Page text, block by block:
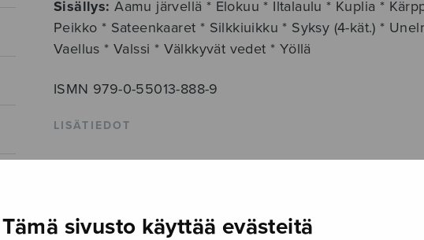
Tämä sivusto käyttää evästeitä
Sisällys: Aamu järvellä * Elokuu * Iltalaulu * Kuplia *
Peikko * Sateenkaaret * Silkkiuikku * Syksy (4-kät.) *
Vaellus * Valssi * Välkkyvät vedet * Yöllä
ISMN 979-0-55013-888-9
LISÄTIEDOT
Musiikkityyli
lastenmusiikki